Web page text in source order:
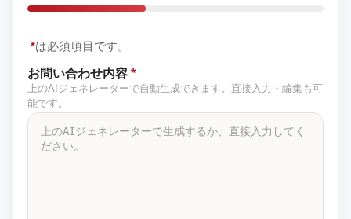
*は必須項目です。
お問い合わせ内容 *
上のAIジェネレーターで自動生成できます。直接入力・編集も可
能です。